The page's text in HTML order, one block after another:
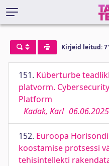
Kirjeid leitud:
151. Küberturbe
platvorm.
Platform
Kadak, Karl 06.06.2025
152. Euroopa
koostamise protsessi
tehisintellekti